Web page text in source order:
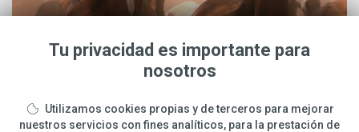
Tu privacidad es importante para
nosotros
Utilizamos cookies propias y de terceros para mejorar
nuestros servicios con fines analíticos, para la prestación de